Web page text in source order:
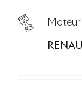
Moteur